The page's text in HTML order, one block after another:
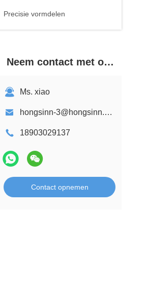
Precisie vormdelen
cnc de prototypedienst
metalen lasdelen
Onderdelen voor 3D-printen
Neem contact met ons op
Ms. xiao
hongsinn-3@hongsinn.com
18903029137
Contact opnemen